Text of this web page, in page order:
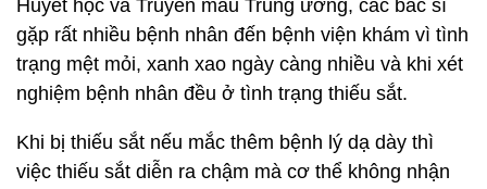
Huyết học và Truyền máu Trung ương, các bác sĩ
gặp rất nhiều bệnh nhân đến bệnh viện khám vì tình
trạng mệt mỏi, xanh xao ngày càng nhiều và khi xét
nghiệm bệnh nhân đều ở tình trạng thiếu sắt.
Khi bị thiếu sắt nếu mắc thêm bệnh lý dạ dày thì
việc thiếu sắt diễn ra chậm mà cơ thể không nhận